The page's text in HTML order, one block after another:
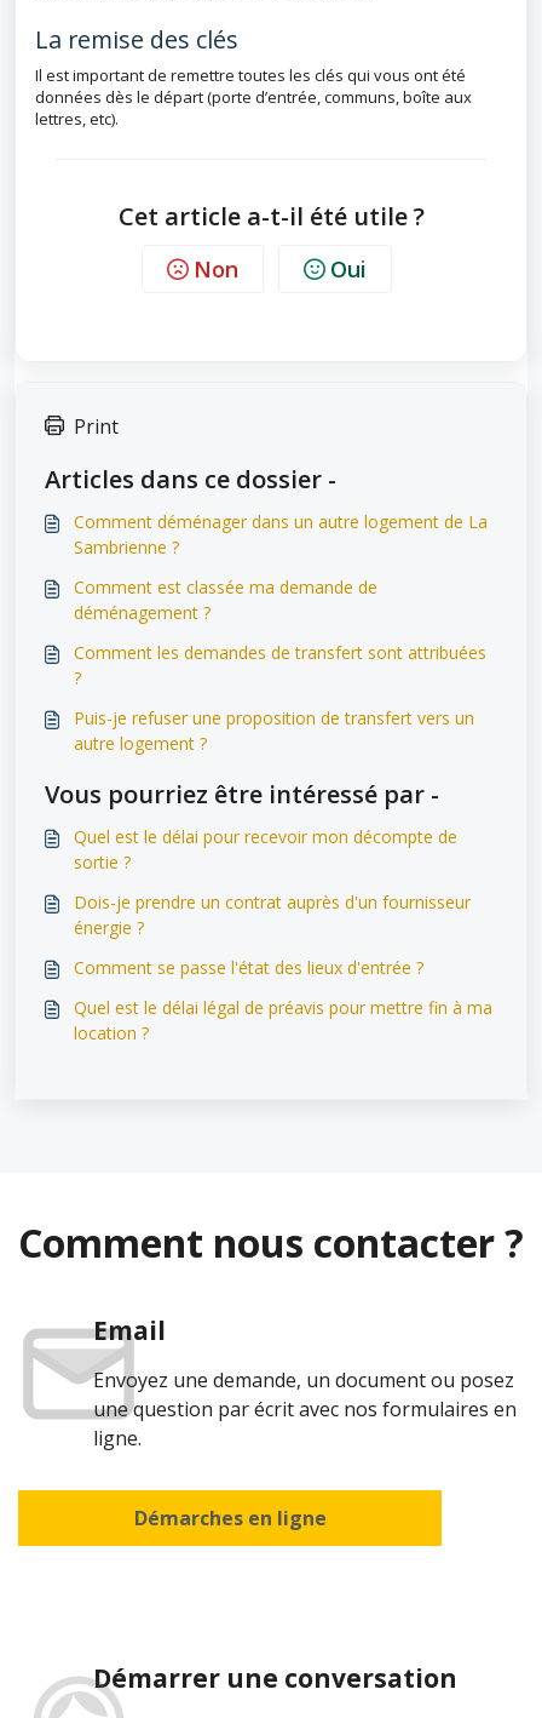
La remise des clés
Il est important de remettre toutes les clés qui vous ont été
données dès le départ (porte d’entrée, communs, boîte aux
lettres, etc).
Cet article a-t-il été utile ?
Non Oui
Print
Articles dans ce dossier -
Comment déménager dans un autre logement de La
Sambrienne ?
Comment est classée ma demande de
déménagement ?
Comment les demandes de transfert sont attribuées
?
Puis-je refuser une proposition de transfert vers un
autre logement ?
Vous pourriez être intéressé par -
Quel est le délai pour recevoir mon décompte de
sortie ?
Dois-je prendre un contrat auprès d'un fournisseur
énergie ?
Comment se passe l'état des lieux d'entrée ?
Quel est le délai légal de préavis pour mettre fin à ma
location ?